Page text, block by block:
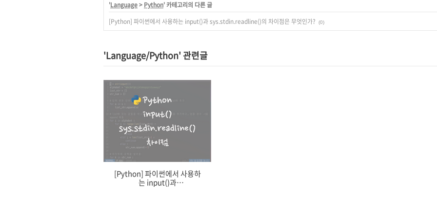
'Language> Python' 카테고리의 다른 글
[Python] 파이썬에서 사용하는 input()과 sys.stdin.readline()의 차이점은 무엇인가?
(0)
'Language/Python' 관련글
[Python] 파이썬에서 사용하
는 input()과